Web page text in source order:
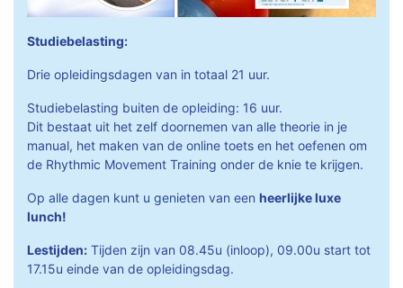
Studiebelasting:
Drie opleidingsdagen van in totaal 21 uur.
Studiebelasting buiten de opleiding: 16 uur.
Dit bestaat uit het zelf doornemen van alle theorie in je
manual, het maken van de online toets en het oefenen om
de Rhythmic Movement Training onder de knie te krijgen.
Op alle dagen kunt u genieten van een heerlijke luxe
lunch!
Lestijden: Tijden zijn van 08.45u (inloop), 09.00u start tot
17.15u einde van de opleidingsdag.